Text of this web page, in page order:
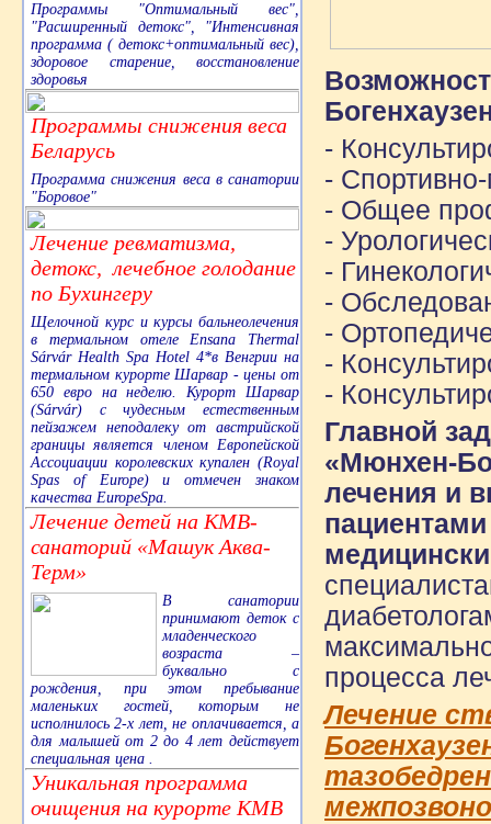
Программы "Оптимальный вес",
"Расширенный детокс", "Интенсивная
программа ( детокс+оптимальный вес),
здоровое старение, восстановление
здоровья
Программы снижения веса
Беларусь
Программа снижения веса в санатории
"Боровое"
Лечение ревматизма,
детокс, лечебное голодание
по Бухингеру
Щелочной курс и курсы бальнеолечения
в термальном отеле Ensana Thermal
Sárvár Health Spa Hotel 4*в Венгрии на
термальном курорте Шарвар - цены от
650 евро на неделю. Курорт Шарвар
(Sárvár) с чудесным естественным
пейзажем неподалеку от австрийской
границы является членом Европейской
Ассоциации королевских купален (Royal
Spas of Europe) и отмечен знаком
качества EuropeSpa.
Лечение детей на КМВ-
санаторий «Машук Аква-
Терм»
В санатории
принимают деток с
младенческого
возраста –
буквально с
рождения, при этом пребывание
маленьких гостей, которым не
исполнилось 2-х лет, не оплачивается, а
для малышей от 2 до 4 лет действует
специальная цена .
Уникальная программа
очищения на курорте КМВ
-
-
- Общее
-
-
-
-
-
-
Главной
«Мюнхен-
лечения и
процесса
Лечение